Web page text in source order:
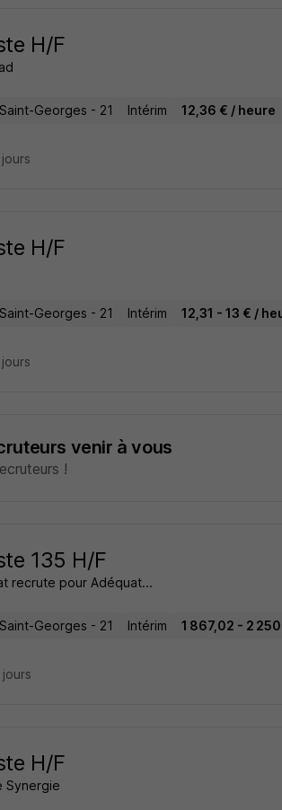
H/F
Georges - 21 Intérim 12,36 € / heure
H/F
Georges - 21 Intérim 12,31 - 13 € /
venir à vous
!
135 H/F
recrute pour Adéquat...
Georges - 21 Intérim 1 867,02 - 2
H/F
Synergie